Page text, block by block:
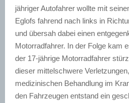
jähriger Autofahrer wollte mit
Eglofs fahrend nach links in
und übersah dabei einen
Motorradfahrer. In der Folge kam
der 17-jährige Motorradfahrer
dieser mittelschwere
medizinischen Behandlung im
den Fahrzeugen entstand ein